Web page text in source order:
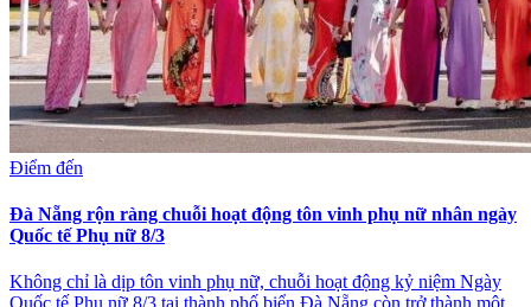
Điểm đến
Đà Nẵng rộn ràng chuỗi hoạt động tôn vinh phụ nữ nhân ngày
Quốc tế Phụ nữ 8/3
Không chỉ là dịp tôn vinh phụ nữ, chuỗi hoạt động kỷ niệm Ngày